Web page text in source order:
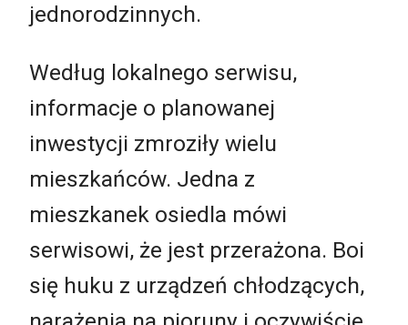
jednorodzinnych.
Według lokalnego serwisu,
informacje o planowanej
inwestycji zmroziły wielu
mieszkańców. Jedna z
mieszkanek osiedla mówi
serwisowi, że jest przerażona. Boi
się huku z urządzeń chłodzących,